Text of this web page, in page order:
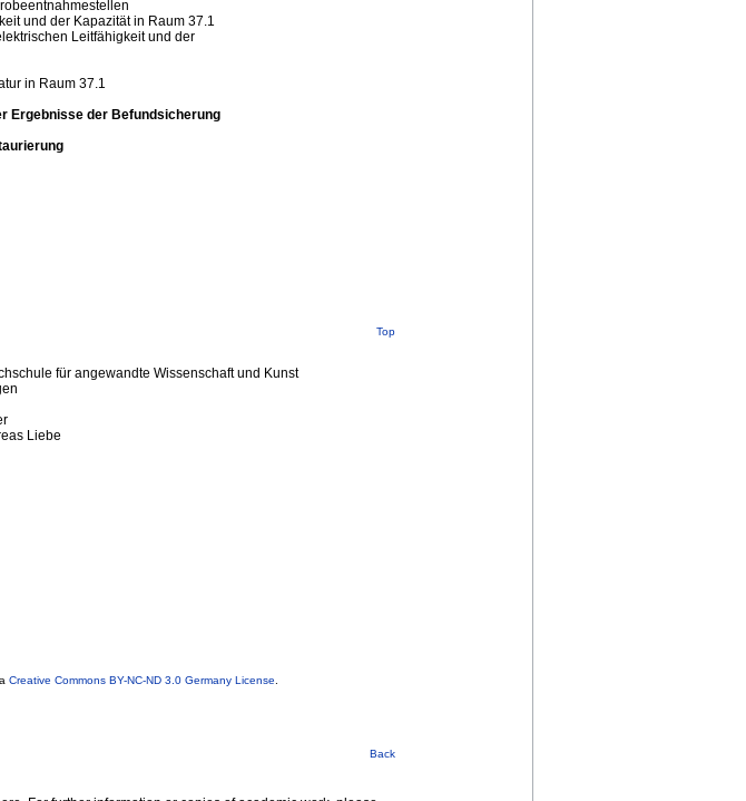
und der Kapazität in Raum 37.1
Leitfähigkeit und der
in Raum 37.1
Ergebnisse der Befundsicherung
Top
für angewandte Wissenschaft und Kunst
Liebe
Creative Commons BY-NC-ND 3.0 Germany License
Back